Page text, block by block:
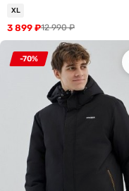
XL
12 990₽
3 899 ₽
-70%